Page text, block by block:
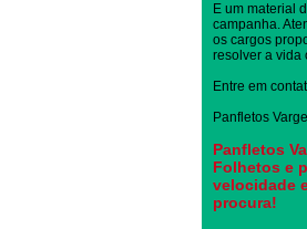
E um material
campanha.
os cargos
resolver a vida
Entre em
Panfletos
Panfletos
Folhetos e
velocidade
procura!